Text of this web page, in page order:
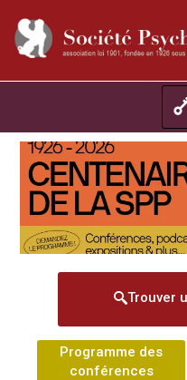
Trouver
Programme des
conférences